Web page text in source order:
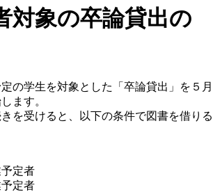
対象の卒論貸出の
の学生を対象とした「卒論貸出」を５月
ます。
を受けると、以下の条件で図書を借りる
定者
定者